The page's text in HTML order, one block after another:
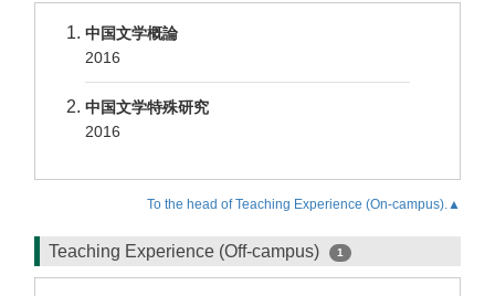
中国文学概論
2016
中国文学特殊研究
2016
To the head of Teaching Experience (On-campus).▲
Teaching Experience (Off-campus) 1